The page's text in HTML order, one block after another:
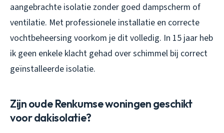
aangebrachte isolatie zonder goed dampscherm of
ventilatie. Met professionele installatie en correcte
vochtbeheersing voorkom je dit volledig. In 15 jaar heb
ik geen enkele klacht gehad over schimmel bij correct
geïnstalleerde isolatie.
Zijn oude Renkumse woningen geschikt
voor dakisolatie?